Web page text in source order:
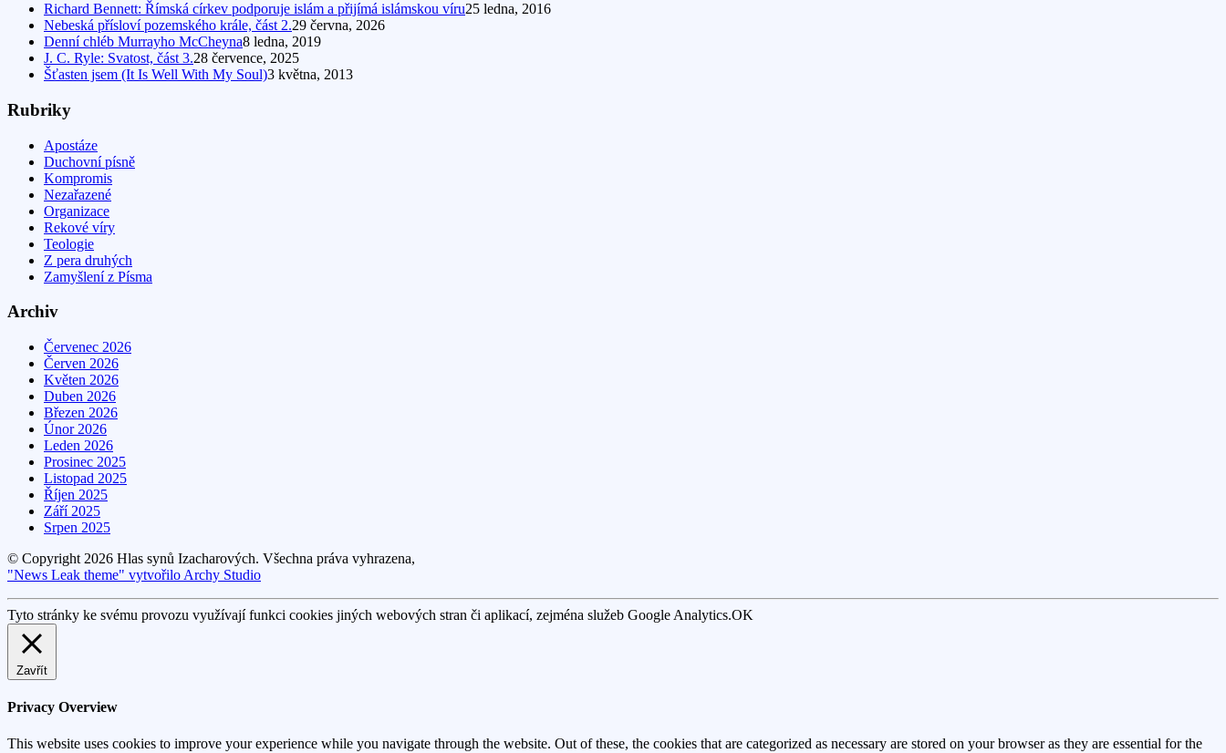
Richard Bennett: Římská církev podporuje islám a přijímá islámskou víru25 ledna, 2016
Nebeská přísloví pozemského krále, část 2.29 června, 2026
Denní chléb Murrayho McCheyna8 ledna, 2019
J. C. Ryle: Svatost, část 3.28 července, 2025
Šťasten jsem (It Is Well With My Soul)3 května, 2013
Rubriky
Apostáze
Duchovní písně
Kompromis
Nezařazené
Organizace
Rekové víry
Teologie
Z pera druhých
Zamyšlení z Písma
Archiv
Červenec 2026
Červen 2026
Květen 2026
Duben 2026
Březen 2026
Únor 2026
Leden 2026
Prosinec 2025
Listopad 2025
Říjen 2025
Září 2025
Srpen 2025
© Copyright 2026 Hlas synů Izacharových. Všechna práva vyhrazena,
"News Leak theme" vytvořilo Archy Studio
Tyto stránky ke svému provozu využívají funkci cookies jiných webových stran či aplikací, zejména služeb Google Analytics.OK
Zavřít
Privacy Overview
This website uses cookies to improve your experience while you navigate through the website. Out of these, the cookies that are categorized as necessary are stored on your browser as they are essential for the